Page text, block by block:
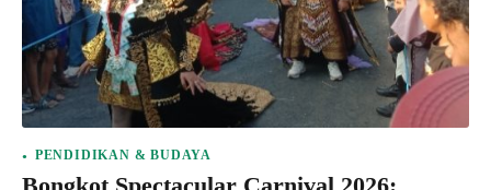
PENDIDIKAN & BUDAYA